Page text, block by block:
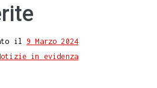
il 9 Marzo 2024
in evidenza